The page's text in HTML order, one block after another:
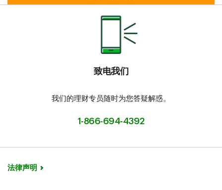
致电我们
我们的理财专员随时为您答疑解惑。
1-866-694-4392
法律声明